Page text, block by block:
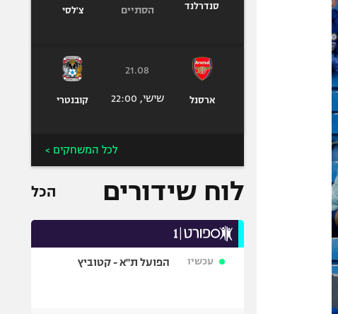
סנדרלנד הסתיים צ'לסי
ארסנל
21.08
שישי, 22:00 קובנטרי
לכל המשחקים >
לוח שידורים הכל
עכשיו הפועל ת"א - קטוביץ